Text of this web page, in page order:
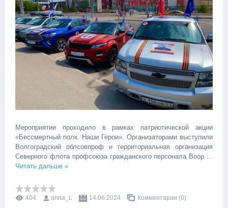
Мероприятие проходило в рамках патриотической акции
«Бессмертный полк. Наши Герои». Организаторами выступили
Волгоградский облсовпроф и территориальная организация
Северного флота профсоюза гражданского персонала Воор ...
Читать дальше »
404 anna_L 14.06.2024 Комментарии (0)